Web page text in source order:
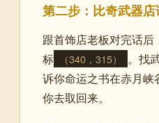
第二步：比奇武器
跟首饰店老板对完话
标
（340，315）
。找
诉你命运之书在赤月
你去取回来。